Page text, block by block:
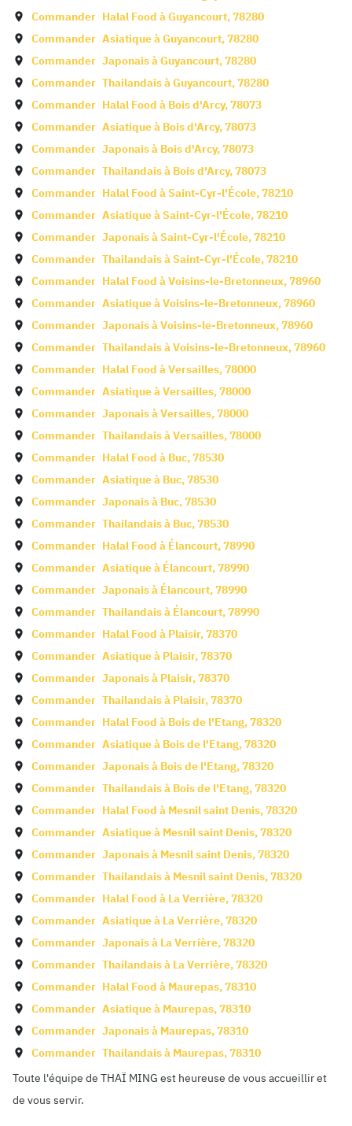
Commander Halal Food àGuyancourt,78280
Commander Asiatique àGuyancourt,78280
Commander Japonais àGuyancourt,78280
Commander Thailandais àGuyancourt,78280
Commander Halal Food à Bois d'Arcy,78073
Commander Asiatique à Bois d'Arcy,78073
Commander Japonais à Bois d'Arcy,78073
Commander Thailandais à Bois d'Arcy,78073
Commander Halal Food àSaint-Cyr-l'École,78210
Commander Asiatique àSaint-Cyr-l'École,78210
Commander Japonais àSaint-Cyr-l'École,78210
Commander Thailandais àSaint-Cyr-l'École,78210
Commander Halal Food àVoisins-le-Bretonneux,78960
Commander Asiatique àVoisins-le-Bretonneux,78960
Commander Japonais àVoisins-le-Bretonneux,78960
Commander Thailandais àVoisins-le-Bretonneux,78960
Commander Halal Food àVersailles,78000
Commander Asiatique àVersailles,78000
Commander Japonais àVersailles,78000
Commander Thailandais àVersailles,78000
Commander Halal Food à Buc,78530
Commander Asiatique à Buc,78530
Commander Japonais à Buc,78530
Commander Thailandais à Buc,78530
Commander Halal Food à Élancourt,78990
Commander Asiatique à Élancourt,78990
Commander Japonais à Élancourt,78990
Commander Thailandais à Élancourt,78990
Commander Halal Food à Plaisir,78370
Commander Asiatique à Plaisir,78370
Commander Japonais à Plaisir,78370
Commander Thailandais à Plaisir,78370
Commander Halal Food à Bois de l'Etang,78320
Commander Asiatique à Bois de l'Etang,78320
Commander Japonais à Bois de l'Etang,78320
Commander Thailandais à Bois de l'Etang,78320
Commander Halal Food à Mesnil saint Denis,78320
Commander Asiatique à Mesnil saint Denis,78320
Commander Japonais à Mesnil saint Denis,78320
Commander Thailandais à Mesnil saint Denis,78320
Commander Halal Food à La Verrière,78320
Commander Asiatique à La Verrière,78320
Commander Japonais à La Verrière,78320
Commander Thailandais à La Verrière,78320
Commander Halal Food à Maurepas,78310
Commander Asiatique à Maurepas,78310
Commander Japonais à Maurepas,78310
Commander Thailandais à Maurepas,78310
Toute l'équipe de THAÏ MING est heureuse de vous accueillir et
de vous servir.